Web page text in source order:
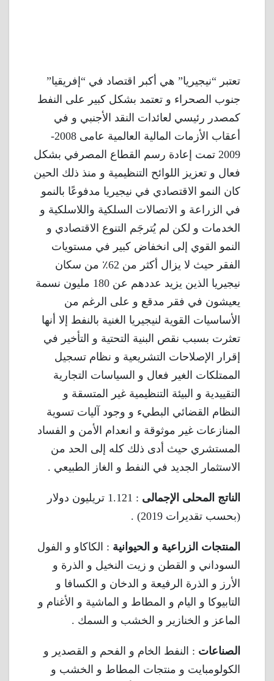
تعتبر “نيجيريا” هي أكبر اقتصاد في “إفريقيا”
جنوب الصحراء و تعتمد بشكل كبير على النفط
كمصدر رئيسي لعائدات النقد الأجنبي و في
أعقاب الأزمات المالية العالمية عامى 2008-
2009 تمت إعادة رسم القطاع المصرفي بشكل
فعال و تعزيز اللوائح التنظيمية و منذ ذلك الحين
كان النمو الاقتصادي في نيجيريا مدفوعًا بالنمو
في الزراعة و الاتصالات السلكية واللاسلكية و
الخدمات و لكن لم يُترجَم التنوع الاقتصادي و
النمو القوي إلى انخفاض كبير في مستويات
الفقر حيث لا يزال أكثر من 62٪ من سكان
نيجيريا الذين يزيد عددهم عن 180 مليون نسمة
يعيشون في فقر مدقع و على الرغم من
الأساسيات القوية لنيجيريا الغنية بالنفط إلا أنها
تعثرت بسبب نقص البنية التحتية و التأخير في
إقرار الإصلاحات التشريعية و نظام تسجيل
الممتلكات الغير فعال و السياسات التجارية
التقييدية و البيئة التنظيمية غير المتسقة و
النظام القضائي البطيء و وجود آليات تسوية
المنازعات غير موثوقة و انعدام الأمن و الفساد
المستشري حيث أدى ذلك كله إلى الحد من
الاستثمار الجديد في النفط و الغاز الطبيعي .
الناتج المحلى الإجمالى
: 1.121 تريليون دولار
(بحسب تقديرات 2019) .
المنتجات الزراعية و الحيوانية : الكاكاو و الفول
السوداني و القطن و زيت النخيل و الذرة و
الأرز و الذرة الرفيعة و الدخان و الكسافا و
التابيوكا و اليام و المطاط و الماشية و الأغنام و
الماعز و الخنازير و الخشب و السمك .
الصناعات : النفط الخام و الفحم و القصدير و
الكولومبايت و منتجات المطاط و الخشب و